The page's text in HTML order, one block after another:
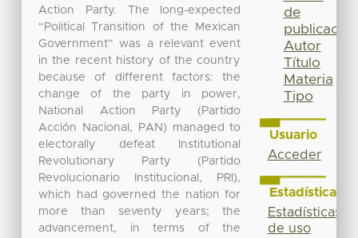
Action Party. The long-expected
“Political Transition of the Mexican
Government” was a relevant event
in the recent history of the country
because of different factors: the
change of the party in power,
National Action Party (Partido
Acción Nacional, PAN) managed to
electorally defeat Institutional
Revolutionary Party (Partido
Revolucionario Institucional, PRI),
which had governed the nation for
more than seventy years; the
advancement, in terms of the
de
publicación
Autor
Título
Materia
Tipo
Usuario
Acceder
Estadísticas
Estadísticas
de uso